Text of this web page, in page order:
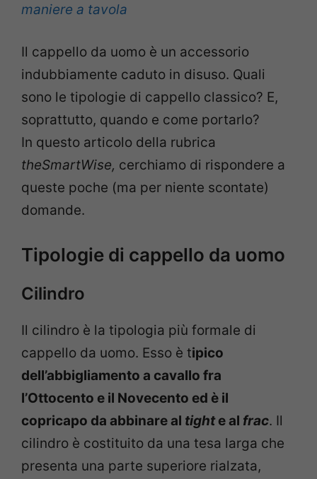
maniere a tavola
Il cappello da uomo è un accessorio
indubbiamente caduto in disuso. Quali
sono le tipologie di cappello classico? E,
soprattutto, quando e come portarlo?
In questo articolo della rubrica
theSmartWise, cerchiamo di rispondere a
queste poche (ma per niente scontate)
domande.
Tipologie di cappello da uomo
Cilindro
Il cilindro è la tipologia più formale di
cappello da uomo. Esso è tipico
dell’abbigliamento a cavallo fra
l’Ottocento e il Novecento ed è il
copricapo da abbinare al tighte al frac. Il
cilindro è costituito da una tesa larga che
presenta una parte superiore rialzata,